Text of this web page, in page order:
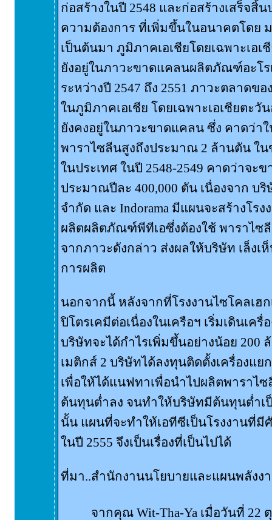
ก่อสร้างในปี 2548 และก่อสร้างเสร็จสิ้
ความต้องการ ที่เพิ่มขึ้นในอนาคตโดย
เป็นต้นมา ภูมิภาคเอเชียโดยเฉพาะเอเ
ยังอยู่ในภาวะขาดแคลนผลิตภัณฑ์อะโ
ระหว่างปี 2547 ถึง 2551 ภาวะตลาดข
ในภูมิภาคเอเชีย โดยเฉพาะเอเชียตะวั
ยังคงอยู่ในภาวะขาดแคลน ซึ่ง คาดว่า
พาราไซลีนสูงถึงประมาณ 2 ล้านตัน ใ
ในประเทศ ในปี 2548-2549 คาดว่าจะ
ประมาณปีละ 400,000 ตัน เนื่องจาก บ
จำกัด และ Indorama มีแผนจะสร้างโร
ผลิตผลิตภัณฑ์พีทีเอซึ่งต้องใช้ พาราไซ
จากภาวะดังกล่าว ส่งผลให้บริษัท เล็งเ
การผลิต
นอกจากนี้ หลังจากที่โรงงานไซโคลเฮ
ปิโตรเคมีต่อเนื่องในเครือฯ เริ่มเดินเครื่
บริษัทจะได้กำไรเพิ่มขึ้นอย่างน้อย 200
เมติกส์ 2 บริษัทได้ลงทุนติดตั้งเครื่องแย
เพื่อให้ได้แนฟทาเพื่อนำไปผลิตพาราไ
ต้นทุนต่ำลง จนทำให้บริษัทมีต้นทุนต่ำเ
นั้น แผนที่จะทำให้เอทีซีเป็นโรงงานที่มี
ในปี 2555 จึงเป็นเรื่องที่เป็นไปได้
ที่มา..สำนักงานนโยบายและแผนพลังง
จากคุณ Wit-Tha-Ya เมื่อวันที่ 22